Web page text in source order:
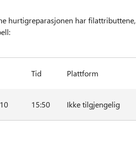
hurtigreparasjonen har filattributtene,
Tid Plattform
15:50 Ikke tilgjengelig